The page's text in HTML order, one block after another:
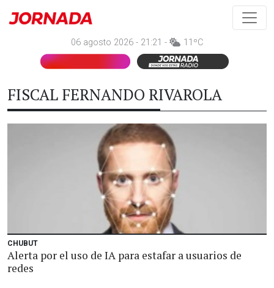
06 agosto 2026 - 21:21 - 11ºC
FISCAL FERNANDO RIVAROLA
CHUBUT
Alerta por el uso de IA para estafar a usuarios de
redes